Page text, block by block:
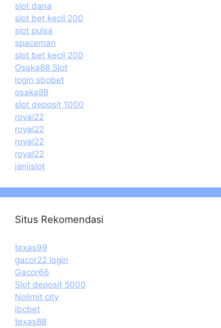
slot dana
slot bet kecil 200
slot pulsa
spaceman
slot bet kecil 200
Osaka88 Slot
login sbobet
osaka88
slot deposit 1000
royal22
royal22
royal22
royal22
janjislot
Situs Rekomendasi
texas99
gacor22 login
Gacor66
Slot deposit 5000
Nolimit city
ibcbet
texas88